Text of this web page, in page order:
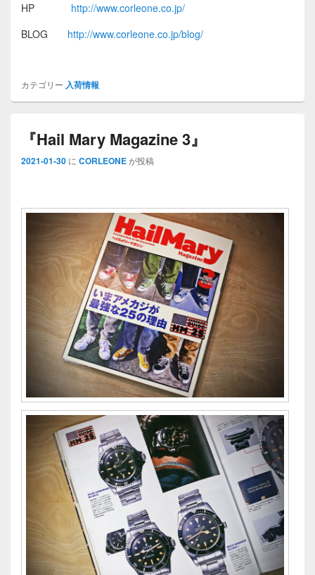
HP
http://www.corleone.co.jp/
BLOG http://www.corleone.co.jp/blog/
カテゴリー 入荷情報
『Hail Mary Magazine 3』
2021-01-30 に CORLEONEが投稿